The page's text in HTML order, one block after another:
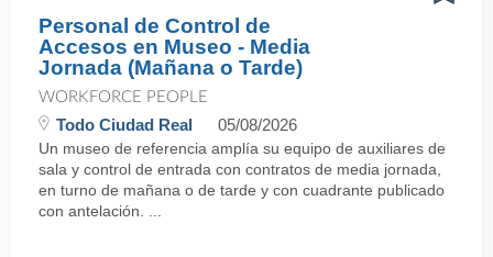
Personal de Control de
Accesos en Museo - Media
Jornada (Mañana o Tarde)
WORKFORCE PEOPLE
Todo Ciudad Real 05/08/2026
Un museo de referencia amplía su equipo de auxiliares de
sala y control de entrada con contratos de media jornada,
en turno de mañana o de tarde y con cuadrante publicado
con antelación. ...